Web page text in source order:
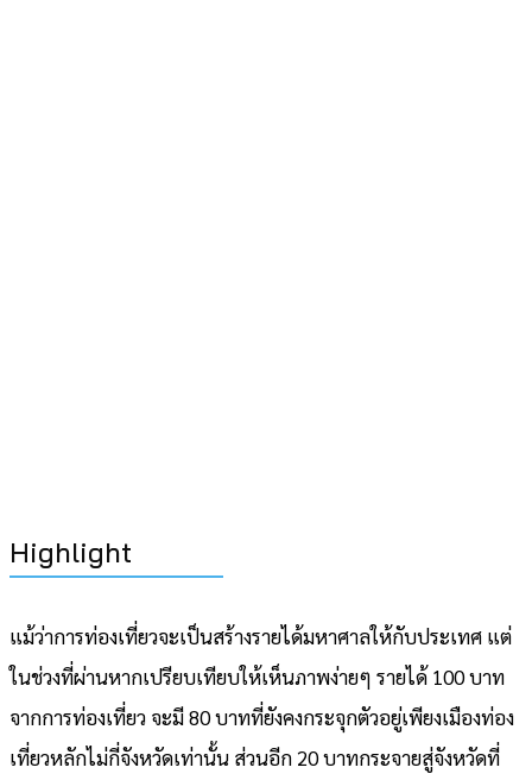
Highlight
แม้ว่าการท่องเที่ยวจะเป็นสร้างรายได้มหาศาลให้กับประเทศ แต่
ในช่วงที่ผ่านหากเปรียบเทียบให้เห็นภาพง่ายๆ รายได้ 100 บาท
จากการท่องเที่ยว จะมี 80 บาทที่ยังคงกระจุกตัวอยู่เพียงเมืองท่อง
เที่ยวหลักไม่กี่จังหวัดเท่านั้น ส่วนอีก 20 บาทกระจายสู่จังหวัดที่